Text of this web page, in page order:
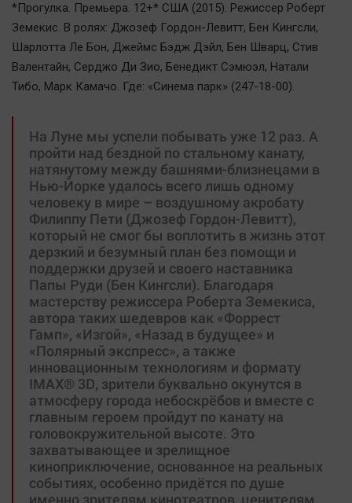
*Прогулка. Премьера. 12+* США (2015). Режиссер Роберт
Земекис. В ролях: Джозеф Гордон-Левитт, Бен Кингсли,
Шарлотта Ле Бон, Джеймс Бэдж Дэйл, Бен Шварц, Стив
Валентайн, Серджо Ди Зио, Бенедикт Сэмюэл, Натали
Тибо, Марк Камачо. Где: «Синема парк» (247-18-00).
На Луне мы успели побывать уже 12 раз. А
пройти над бездной по стальному канату,
натянутому между башнями-близнецами в
Нью-Йорке удалось всего лишь одному
человеку в мире – воздушному акробату
Филиппу Пети (Джозеф Гордон-Левитт),
который не смог бы воплотить в жизнь этот
дерзкий и безумный план без помощи и
поддержки друзей и своего наставника
Папы Руди (Бен Кингсли). Благодаря
мастерству режиссера Роберта Земекиса,
автора таких шедевров как «Форрест
Гамп», «Изгой», «Назад в будущее» и
«Полярный экспресс», а также
инновационным технологиям и формату
IMAX® 3D, зрители буквально окунутся в
атмосферу города небоскрёбов и вместе с
главным героем пройдут по канату на
головокружительной высоте. Это
захватывающее и зрелищное
киноприключение, основанное на реальных
событиях, особенно придётся по душе